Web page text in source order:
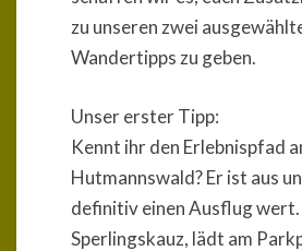
zu unseren zwei
Wandertipps zu geben.
Unser erster Tipp:
Kennt ihr den Erlebnispfad
Hutmannswald? Er ist aus
definitiv einen Ausflug wert.
Sperlingskauz, lädt am